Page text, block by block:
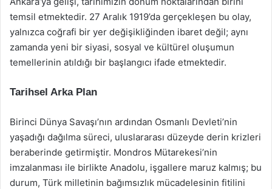
temsil etmektedir. 27 Aralık 1919’da gerçekleşen bu olay,
yalnızca coğrafi bir yer değişikliğinden ibaret değil; aynı
zamanda yeni bir siyasi, sosyal ve kültürel oluşumun
temellerinin atıldığı bir başlangıcı ifade etmektedir.
Tarihsel Arka Plan
Birinci Dünya Savaşı’nın ardından Osmanlı Devleti’nin
yaşadığı dağılma süreci, uluslararası düzeyde derin krizleri
beraberinde getirmiştir. Mondros Mütarekesi’nin
imzalanması ile birlikte Anadolu, işgallere maruz kalmış; bu
durum, Türk milletinin bağımsızlık mücadelesinin fitilini